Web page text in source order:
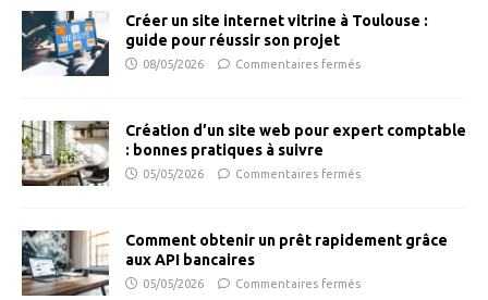
Créer un site internet vitrine à Toulouse :
guide pour réussir son projet
08/05/2026 Commentaires fermés
Création d’un site web pour expert comptable
: bonnes pratiques à suivre
05/05/2026 Commentaires fermés
Comment obtenir un prêt rapidement grâce
aux API bancaires
05/05/2026 Commentaires fermés